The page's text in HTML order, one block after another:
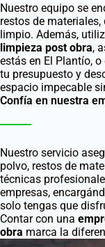
Nuestro equipo se
restos de
limpio. Además,
limpieza post obra,
estás en El Plantío,
tu presupuesto y
espacio impecable
Confía en nuestra
Nuestro servicio
polvo, restos de
técnicas
empresas,
solo tengas que
Contar con una
obra marca la